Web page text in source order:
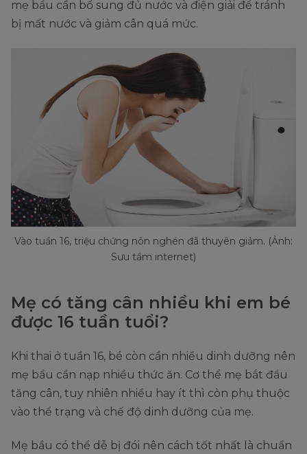
mẹ bầu cần bổ sung đủ nước và điện giải để tránh
bị mất nước và giảm cân quá mức.
Vào tuần 16, triệu chứng nôn nghén đã thuyên giảm. (Ảnh:
Sưu tầm internet)
Mẹ có tăng cân nhiều khi em bé
được 16 tuần tuổi?
Khi thai ở tuần 16, bé còn cần nhiều dinh dưỡng nên
mẹ bầu cần nạp nhiều thức ăn. Cơ thể mẹ bắt đầu
tăng cân, tuy nhiên nhiều hay ít thì còn phụ thuộc
vào thể trạng và chế độ dinh dưỡng của mẹ.
Mẹ bầu có thể dễ bị đói nên cách tốt nhất là chuẩn